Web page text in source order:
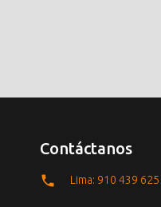
Contáctanos
Lima: 910 439 625